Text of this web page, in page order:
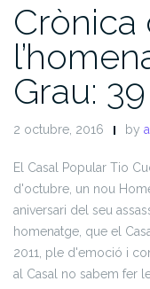
Crònica
Grau:
2 octubre, 2016 by
El Casal Popular Tio
d'octubre, un nou
aniversari del seu
homenatge, que el
2011, ple d'emoció i
al Casal no sabem fer